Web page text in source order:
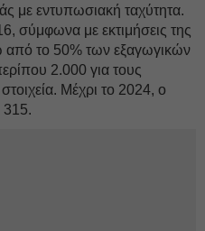
με εντυπωσιακή ταχύτητα.
σύμφωνα με εκτιμήσεις της
από το 50% των εξαγωγικών
2.000 για τους
Μέχρι το 2024, ο
315.